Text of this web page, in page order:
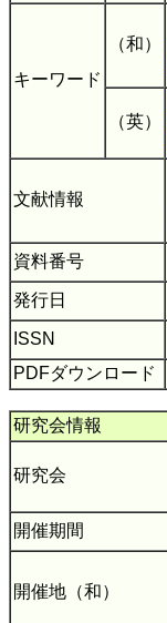
キーワード
（和）
（英）
文献情報
資料番号
発行日
ISSN
PDFダウンロード
研究会情報
研究会
開催期間
開催地（和）